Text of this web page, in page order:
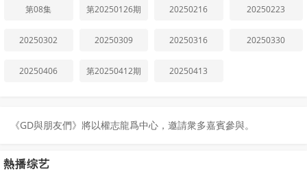
第08集 第20250126期 20250216 20250223
20250302 20250309 20250316 20250330
20250406 第20250412期 20250413
《GD與朋友們》將以權志龍爲中心，邀請衆多嘉賓參與。
熱播综艺